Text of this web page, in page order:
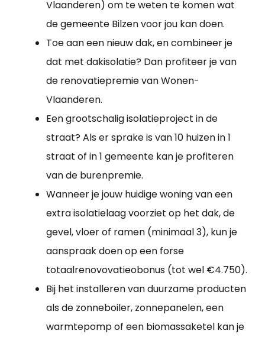
Vlaanderen) om te weten te komen wat
de gemeente Bilzen voor jou kan doen.
Toe aan een nieuw dak, en combineer je
dat met dakisolatie? Dan profiteer je van
de renovatiepremie van Wonen-
Vlaanderen.
Een grootschalig isolatieproject in de
straat? Als er sprake is van 10 huizen in 1
straat of in 1 gemeente kan je profiteren
van de burenpremie.
Wanneer je jouw huidige woning van een
extra isolatielaag voorziet op het dak, de
gevel, vloer of ramen (minimaal 3), kun je
aanspraak doen op een forse
totaalrenovovatieobonus (tot wel €4.750).
Bij het installeren van duurzame producten
als de zonneboiler, zonnepanelen, een
warmtepomp of een biomassaketel kan je